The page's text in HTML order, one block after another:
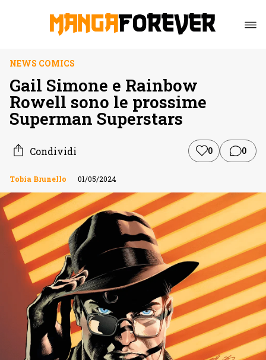
NEWS COMICS
Gail Simone e Rainbow
Rowell sono le prossime
Superman Superstars
Condividi 0 0
Tobia Brunello 01/05/2024